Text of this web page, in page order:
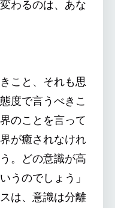
わるのは、あな
こと、それも思
度で言うべきこ
のことを言って
が癒されなけれ
。どの意識が高
うのでしょう」
は、意識は分離